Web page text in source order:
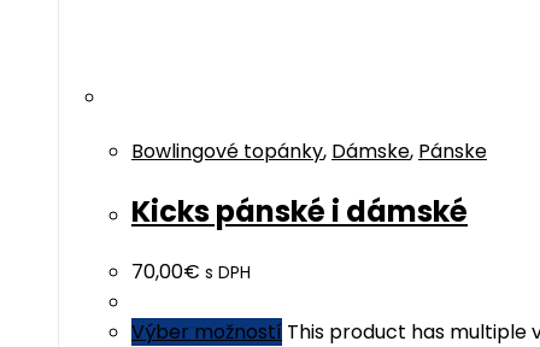
Bowlingové topánky, Dámske, Pánske
Kicks pánské i dámské
70,00€ s DPH
Výber možností This product has multiple